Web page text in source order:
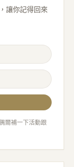
讓你記得回來
爾補一下活動跟